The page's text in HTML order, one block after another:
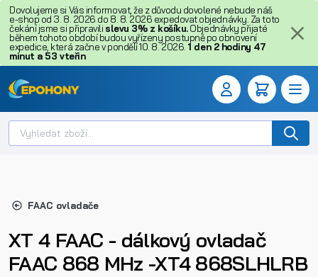
Dovolujeme si Vás informovat, že z důvodu dovolené nebude náš
e-shop od 3. 8. 2026 do 8. 8. 2026 expedovat objednávky. Za toto
čekání jsme si připravili slevu 3% z košíku.Objednávky přijaté
během tohoto období budou vyřízeny postupně po obnovení
expedice, která začne v pondělí 10. 8. 2026. 1 den 2 hodiny 47
minut a 52 vteřin
FAAC ovladače
XT 4 FAAC - dálkový ovladač
FAAC 868 MHz -XT4 868SLHLRB